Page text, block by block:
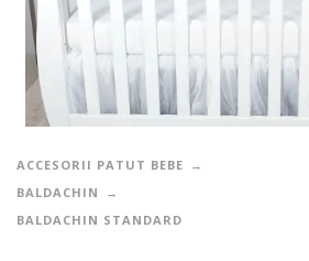
ACCESORII PATUT BEBE
BALDACHIN
BALDACHIN STANDARD